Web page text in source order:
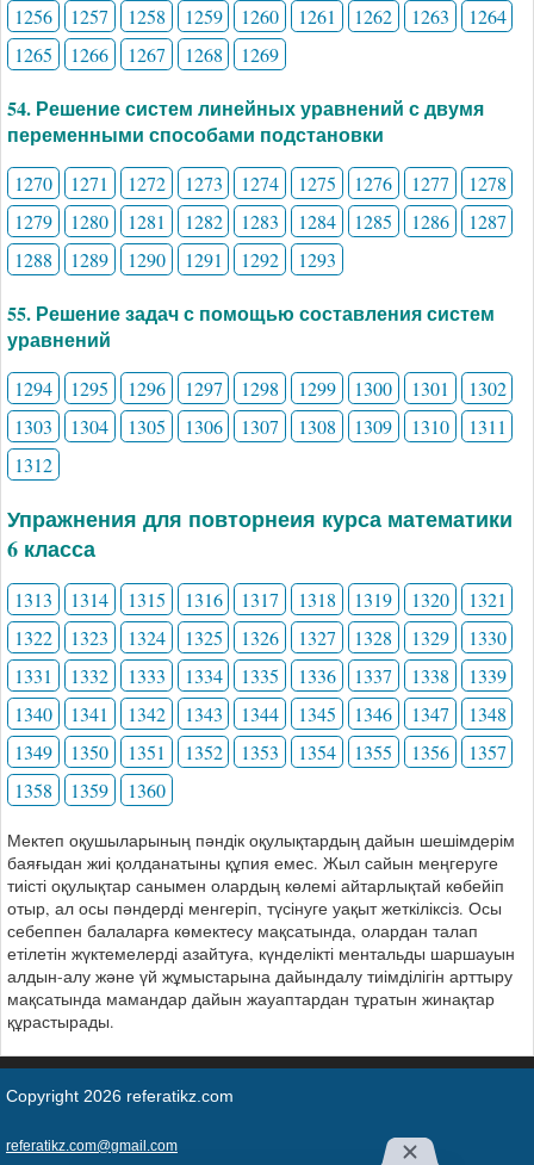
1256
1257 1258 1259 1260 1261 1262 1263
1264
1265
1266 1267 1268 1269
54. Решение систем линейных уравнений с двумя
переменными способами подстановки
1270 1271 1272 1273 1274 1275 1276 1277
1278
1279
1280 1281 1282 1283 1284 1285 1286
1287
1288
1289 1290 1291 1292 1293
55. Решение задач с помощью составления систем
уравнений
1294 1295 1296 1297 1298 1299 1300 1301
1302
1303
1304 1305 1306 1307 1308 1309 1310
1311
1312
Упражнения для повторнеия курса математики
6 класса
1313 1314 1315 1316 1317 1318 1319 1320
1321
1322
1323 1324 1325 1326 1327 1328 1329
1330
1331
1332 1333 1334 1335 1336 1337 1338
1339
1340
1341 1342 1343 1344 1345 1346 1347
1348
1349
1350 1351 1352 1353 1354 1355 1356
1357
1358
1359 1360
Мектеп оқушыларының пәндік оқулықтардың дайын шешімдерім
баяғыдан жиі қолданатыны құпия емес. Жыл сайын меңгеруге
тиісті оқулықтар санымен олардың көлемі айтарлықтай көбейіп
отыр, ал осы пәндерді менгеріп, түсінуге уақыт жеткіліксіз. Осы
себеппен балаларға көмектесу мақсатында, олардан талап
етілетін жүктемелерді азайтуға, күнделікті ментальды шаршауын
алдын-алу және үй жұмыстарына дайындалу тиімділігін арттыру
мақсатында мамандар дайын жауаптардан тұратын жинақтар
құрастырады.
Copyright 2026 referatikz.com
referatikz.com@gmail.com